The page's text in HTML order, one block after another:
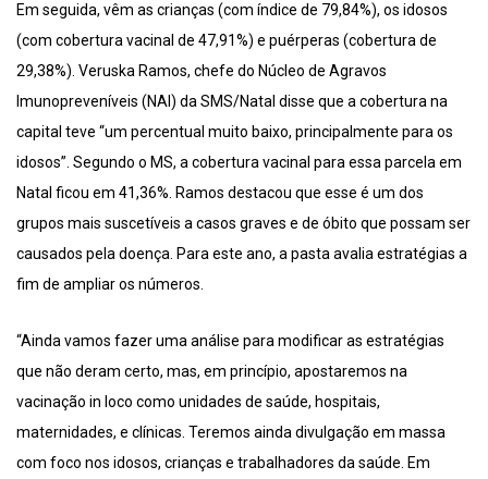
Em seguida, vêm as crianças (com índice de 79,84%), os idosos
(com cobertura vacinal de 47,91%) e puérperas (cobertura de
29,38%). Veruska Ramos, chefe do Núcleo de Agravos
Imunopreveníveis (NAI) da SMS/Natal disse que a cobertura na
capital teve “um percentual muito baixo, principalmente para os
idosos”. Segundo o MS, a cobertura vacinal para essa parcela em
Natal ficou em 41,36%. Ramos destacou que esse é um dos
grupos mais suscetíveis a casos graves e de óbito que possam ser
causados pela doença. Para este ano, a pasta avalia estratégias a
fim de ampliar os números.
“Ainda vamos fazer uma análise para modificar as estratégias
que não deram certo, mas, em princípio, apostaremos na
vacinação in loco como unidades de saúde, hospitais,
maternidades, e clínicas. Teremos ainda divulgação em massa
com foco nos idosos, crianças e trabalhadores da saúde. Em